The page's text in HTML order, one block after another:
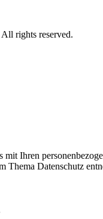
All rights reserved.
Ihren
Datenschutz